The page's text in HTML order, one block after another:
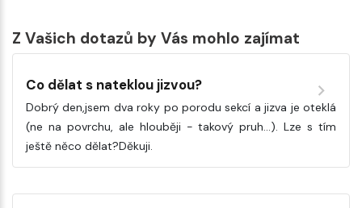
Z Vašich dotazů by Vás mohlo zajímat
Co dělat s nateklou jizvou?
Dobrý den,jsem dva roky po porodu sekcí a jizva je oteklá
(ne na povrchu, ale hlouběji - takový pruh...). Lze s tím
ještě něco dělat?Děkuji.